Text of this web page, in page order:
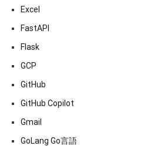
Excel
FastAPI
Flask
GCP
GitHub
GitHub Copilot
Gmail
GoLang Go言語